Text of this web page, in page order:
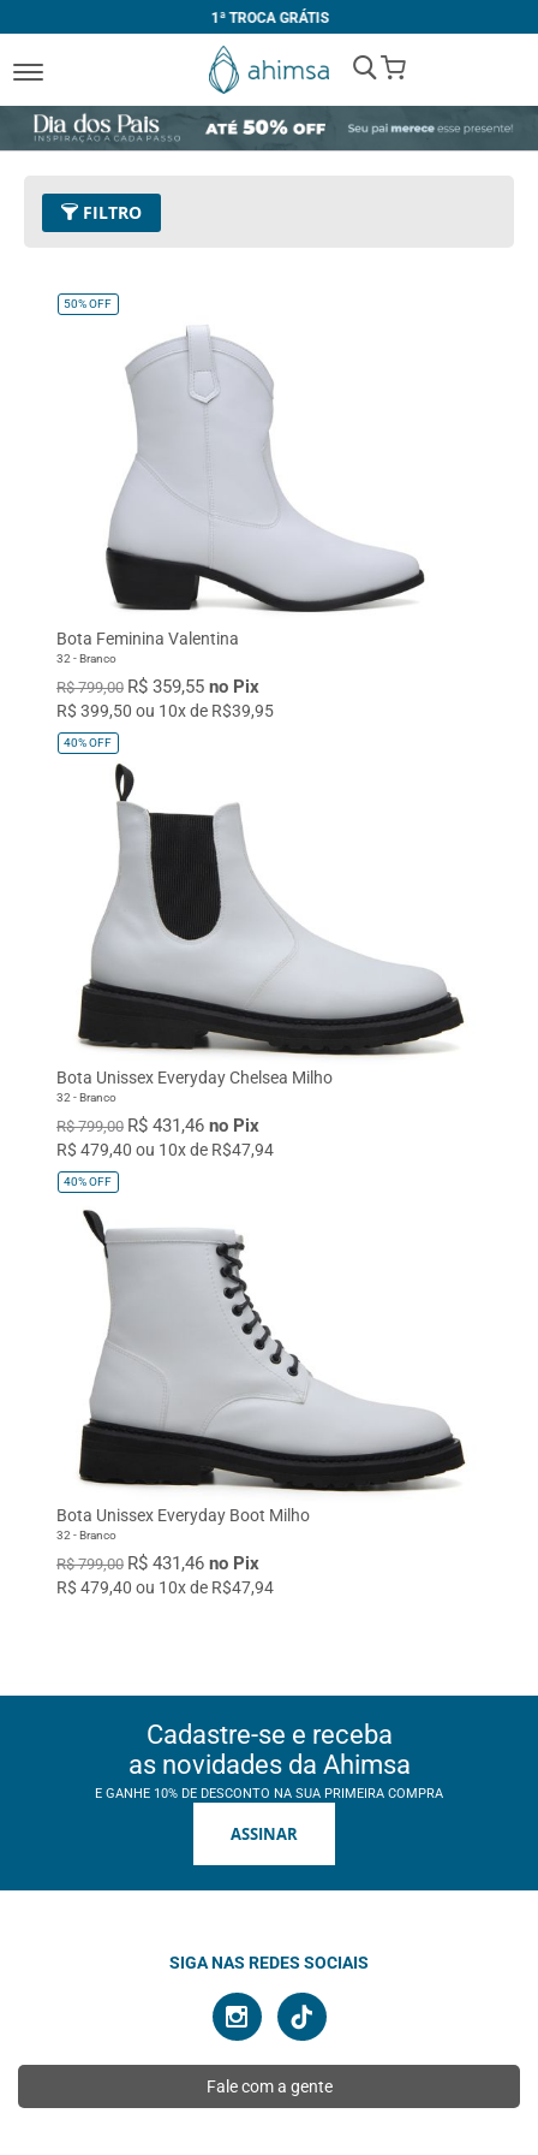
1ª TROCA GRÁTIS
My Cart
FILTRO
Tamanho
Remover este Item
Limpar Tudo
R$ 399,99
e acima
50%OFF
Bota Feminina Valentina
32 - Branco
R$ 799,00 R$ 359,55 no Pix
R$ 399,50 ou 10x de R$39,95
40%OFF
Bota Unissex Everyday Chelsea Milho
32 - Branco
R$ 799,00 R$ 431,46 no Pix
R$ 479,40 ou 10x de R$47,94
40%OFF
Bota Unissex Everyday Boot Milho
32 - Branco
R$ 799,00 R$ 431,46 no Pix
R$ 479,40 ou 10x de R$47,94
Cadastre-se e receba
as novidades da Ahimsa
E GANHE 10% DE DESCONTO NA SUA PRIMEIRA COMPRA
ASSINAR
SIGA NAS REDES SOCIAIS
Fale com a gente